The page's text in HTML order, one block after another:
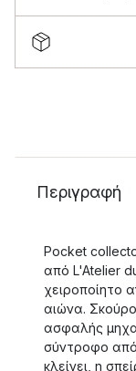
Περιγραφή
Pocket
από L'Atelier
χειροποίητο
αιώνα.
ασφαλής
σύντροφο
κλείνει, η